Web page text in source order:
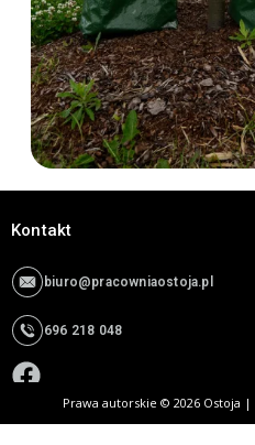
Kontakt
biuro@pracowniaostoja.pl
696 218 048
Prawa autorskie © 2026 Ostoja |